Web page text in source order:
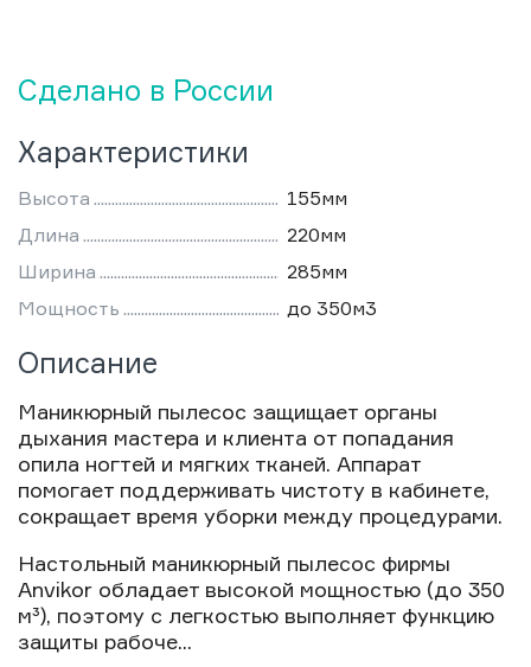
Сделано в России
Характеристики
Высота
155мм
Длина
220мм
Ширина
285мм
Мощность
до 350м3
Описание
Маникюрный пылесос защищает органы
дыхания мастера и клиента от попадания
опила ногтей и мягких тканей. Аппарат
помогает поддерживать чистоту в кабинете,
сокращает время уборки между процедурами.
Настольный маникюрный пылесос фирмы
Anvikor обладает высокой мощностью (до 350
м³), поэтому с легкостью выполняет функцию
защиты рабоче...